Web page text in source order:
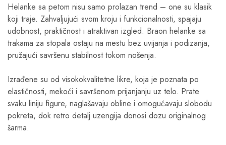
Helanke sa petom nisu samo prolazan trend – one su klasik
koji traje. Zahvaljujući svom kroju i funkcionalnosti, spajaju
udobnost, praktičnost i atraktivan izgled. Braon helanke sa
trakama za stopala ostaju na mestu bez uvijanja i podizanja,
pružajući savršenu stabilnost tokom nošenja.
Izrađene su od visokokvalitetne likre, koja je poznata po
elastičnosti, mekoći i savršenom prijanjanju uz telo. Prate
svaku liniju figure, naglašavaju obline i omogućavaju slobodu
pokreta, dok retro detalj uzengija donosi dozu originalnog
šarma.